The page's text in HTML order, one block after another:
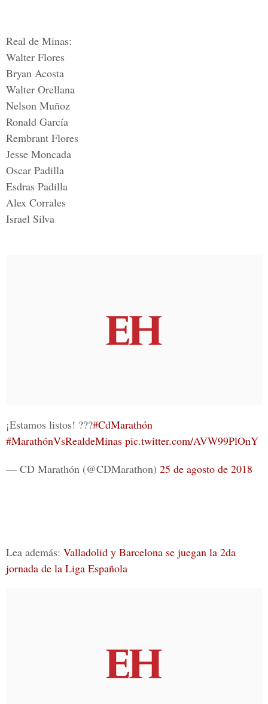
Real de Minas:
Walter Flores
Bryan Acosta
Walter Orellana
Nelson Muñoz
Ronald García
Rembrant Flores
Jesse Moncada
Oscar Padilla
Esdras Padilla
Alex Corrales
Israel Silva
¡Estamos listos! ???#CdMarathón
#MarathónVsRealdeMinas pic.twitter.com/AVW99PlOnY
— CD Marathón (@CDMarathon) 25 de agosto de 2018
Lea además: Valladolid y Barcelona se juegan la 2da
jornada de la Liga Española